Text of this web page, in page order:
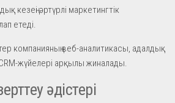
кезеңі әртүрлі маркетингтік
етеді.
компанияның веб-аналитикасы, адалдық
жүйелері арқылы жиналады.
әдістері